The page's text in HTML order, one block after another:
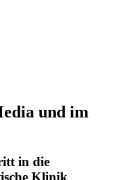
und im
in die
Klinik